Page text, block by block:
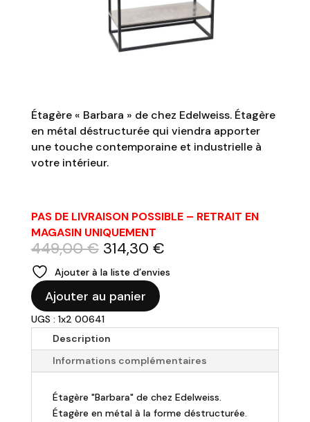
Étagère « Barbara » de chez Edelweiss. Étagère
en métal déstructurée qui viendra apporter
une touche contemporaine et industrielle à
votre intérieur.
PAS DE LIVRAISON POSSIBLE – RETRAIT EN
MAGASIN UNIQUEMENT
449,00€ Le
prix
initial
était :
449,00 €.
314,30 €Le
actuel
Ajouter à la liste d’envies
quantité
de
Étagère
"Barbara"
100x60.5x30.5cm
Ajouter au panier
UGS : 1x2 00641
Description
Informations complémentaires
Étagère "Barbara" de chez Edelweiss.
Étagère en métal à la forme déstructurée.